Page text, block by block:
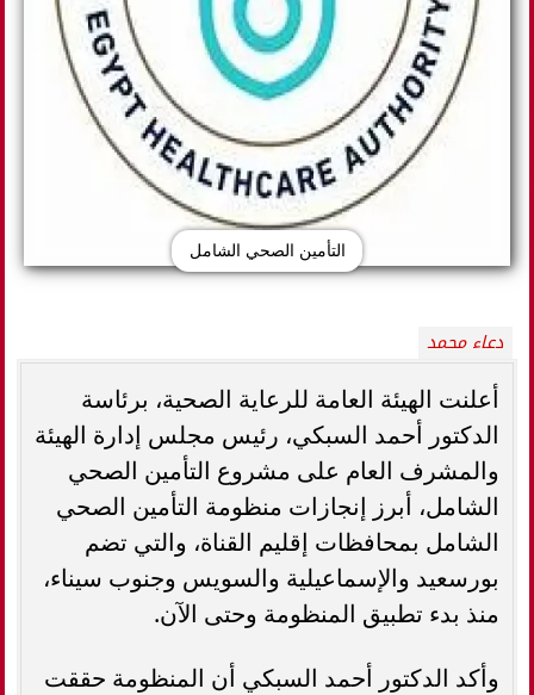
التأمين الصحي الشامل
دعاء محمد
أعلنت الهيئة العامة للرعاية الصحية، برئاسة
الدكتور أحمد السبكي، رئيس مجلس إدارة الهيئة
والمشرف العام على مشروع التأمين الصحي
الشامل، أبرز إنجازات منظومة التأمين الصحي
الشامل بمحافظات إقليم القناة، والتي تضم
بورسعيد والإسماعيلية والسويس وجنوب سيناء،
منذ بدء تطبيق المنظومة وحتى الآن.
وأكد الدكتور أحمد السبكي أن المنظومة حققت